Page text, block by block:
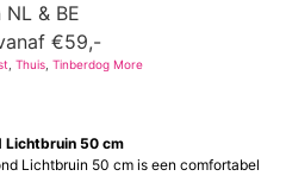
& BE
€59,-
,Thuis ,Tinberdog More
Lichtbruin 50 cm
Lichtbruin 50 cm is een comfortabel